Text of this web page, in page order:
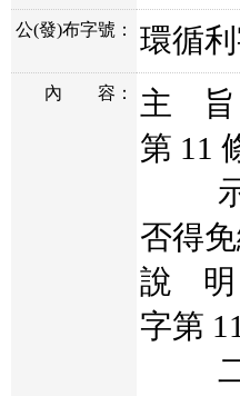
公(發)布字號： 環循
內 容：
主 旨
第 11
示意
否得
說 明
字第
二、